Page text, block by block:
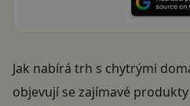
Jak nabírá trh s chytrými
objevují se zajímavé